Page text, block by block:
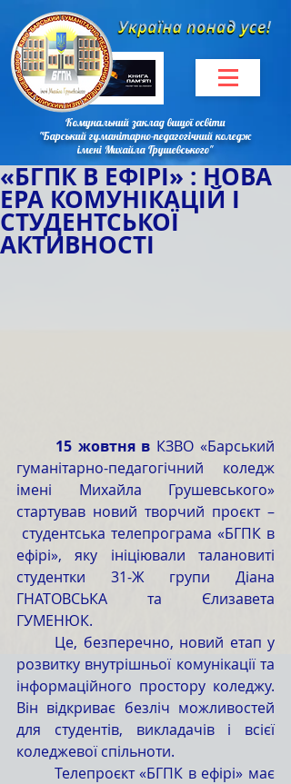
Комунальний заклад вищої освіти
"Барський гуманітарно-педагогічний коледж
імені Михайла Грушевського"
«БГПК В ЕФІРІ» : НОВА
ЕРА КОМУНІКАЦІЙ І
СТУДЕНТСЬКОЇ
АКТИВНОСТІ
	15 жовтня в
КЗВО «Барський
гуманітарно-педагогічний коледж
імені Михайла Грушевського»
стартував новий творчий проєкт –
студентська телепрограма «БГПК в
ефірі», яку ініціювали талановиті
студентки 31-Ж групи Діана
ГНАТОВСЬКА та Єлизавета
ГУМЕНЮК.
розвитку внутрішньої комунікації та
інформаційного простору коледжу.
Він відкриває безліч можливостей
для студентів, викладачів і всієї
коледжевої спільноти.